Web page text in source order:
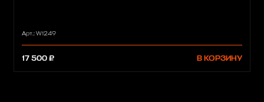
Арт.: W1249
17 500 ₽ В КОРЗИНУ